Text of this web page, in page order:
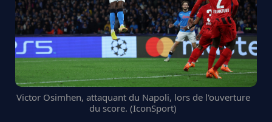
Victor Osimhen, attaquant du Napoli, lors de l'ouverture
du score. (IconSport)